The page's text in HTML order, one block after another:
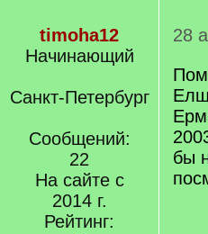
timoha12
Начинающий
Санкт-Петербург
Сообщений:
22
На сайте с
2014 г.
Рейтинг:
28
бы